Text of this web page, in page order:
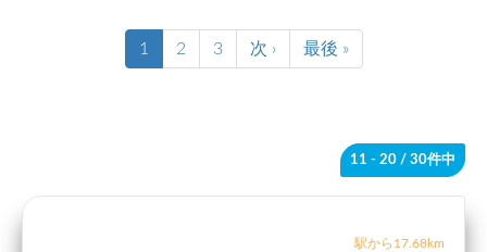
1 2 3 次 › 最後 »
11 - 20 / 30件中
駅から17.68km